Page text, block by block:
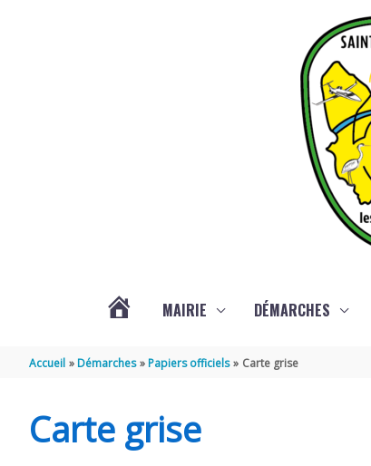
SAINT-
MAIRIE DÉMARCHES
Accueil Démarches Papiers officiels Carte grise
Carte grise